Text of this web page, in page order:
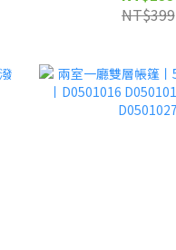
NT$399